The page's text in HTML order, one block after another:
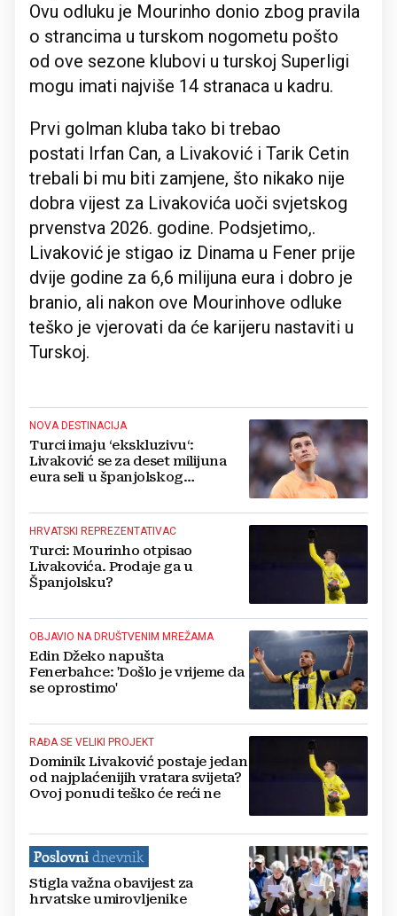
Ovu odluku je Mourinho donio zbog pravila
o strancima u turskom nogometu pošto
od ove sezone klubovi u turskoj Superligi
mogu imati najviše 14 stranaca u kadru.
Prvi golman kluba tako bi trebao
postati Irfan Can, a Livaković i Tarik Cetin
trebali bi mu biti zamjene, što nikako nije
dobra vijest za Livakovića uoči svjetskog
prvenstva 2026. godine. Podsjetimo,.
Livaković je stigao iz Dinama u Fener prije
dvije godine za 6,6 milijuna eura i dobro je
branio, ali nakon ove Mourinhove odluke
teško je vjerovati da će karijeru nastaviti u
Turskoj.
NOVA DESTINACIJA
Turci imaju ‘ekskluzivu‘:
Livaković se za deset milijuna
eura seli u španjolskog
HRVATSKI REPREZENTATIVAC
Turci: Mourinho otpisao
Livakovića. Prodaje ga u
Španjolsku?
OBJAVIO NA DRUŠTVENIM MREŽAMA
Edin Džeko napušta
Fenerbahce: 'Došlo je vrijeme da
se oprostimo'
RAĐA SE VELIKI PROJEKT
Dominik Livaković postaje jedan
od najplaćenijih vratara svijeta?
Ovoj ponudi teško će reći ne
Stigla važna obavijest za
hrvatske umirovljenike